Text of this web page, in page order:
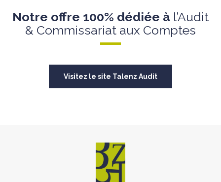
Notre offre 100% dédiée à l’Audit
& Commissariat aux Comptes
Visitez le site Talenz Audit